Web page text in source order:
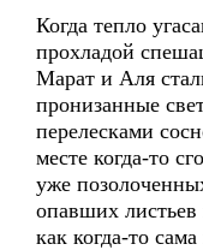
Когда тепло
прохладой
Марат и Аля
пронизанные
перелесками
месте когда-то
уже
опавших листьев
как когда-то